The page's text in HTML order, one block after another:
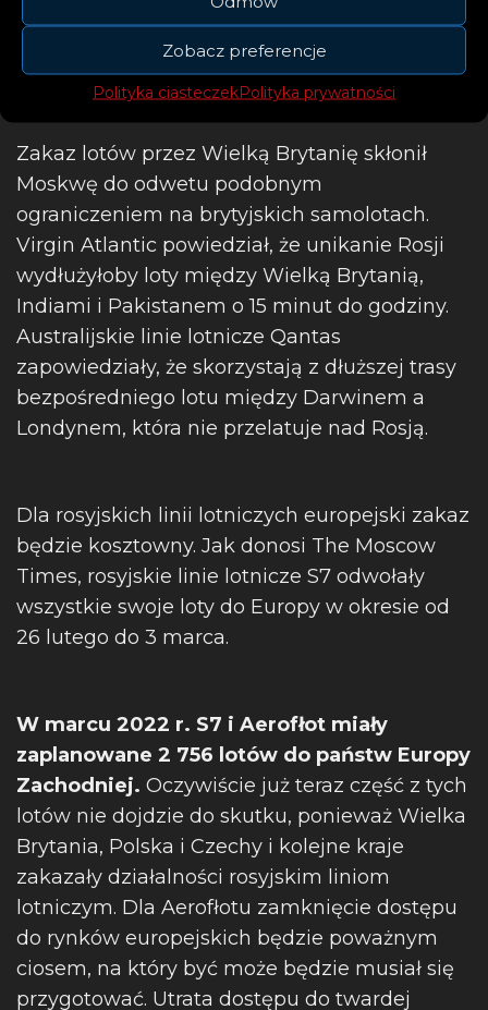
Zobacz preferencje
Polityka ciasteczekPolityka prywatności
Zakaz lotów przez Wielką Brytanię skłonił
Moskwę do odwetu podobnym
ograniczeniem na brytyjskich samolotach.
Virgin Atlantic powiedział, że unikanie Rosji
wydłużyłoby loty między Wielką Brytanią,
Indiami i Pakistanem o 15 minut do godziny.
Australijskie linie lotnicze Qantas
zapowiedziały, że skorzystają z dłuższej trasy
bezpośredniego lotu między Darwinem a
Londynem, która nie przelatuje nad Rosją.
Dla rosyjskich linii lotniczych europejski zakaz
będzie kosztowny. Jak donosi The Moscow
Times, rosyjskie linie lotnicze S7 odwołały
wszystkie swoje loty do Europy w okresie od
26 lutego do 3 marca.
W marcu 2022 r. S7 i Aerofłot miały
zaplanowane 2 756 lotów do państw Europy
Zachodniej. Oczywiście już teraz część z tych
lotów nie dojdzie do skutku, ponieważ Wielka
Brytania, Polska i Czechy i kolejne kraje
zakazały działalności rosyjskim liniom
lotniczym. Dla Aerofłotu zamknięcie dostępu
do rynków europejskich będzie poważnym
ciosem, na który być może będzie musiał się
przygotować. Utrata dostępu do twardej